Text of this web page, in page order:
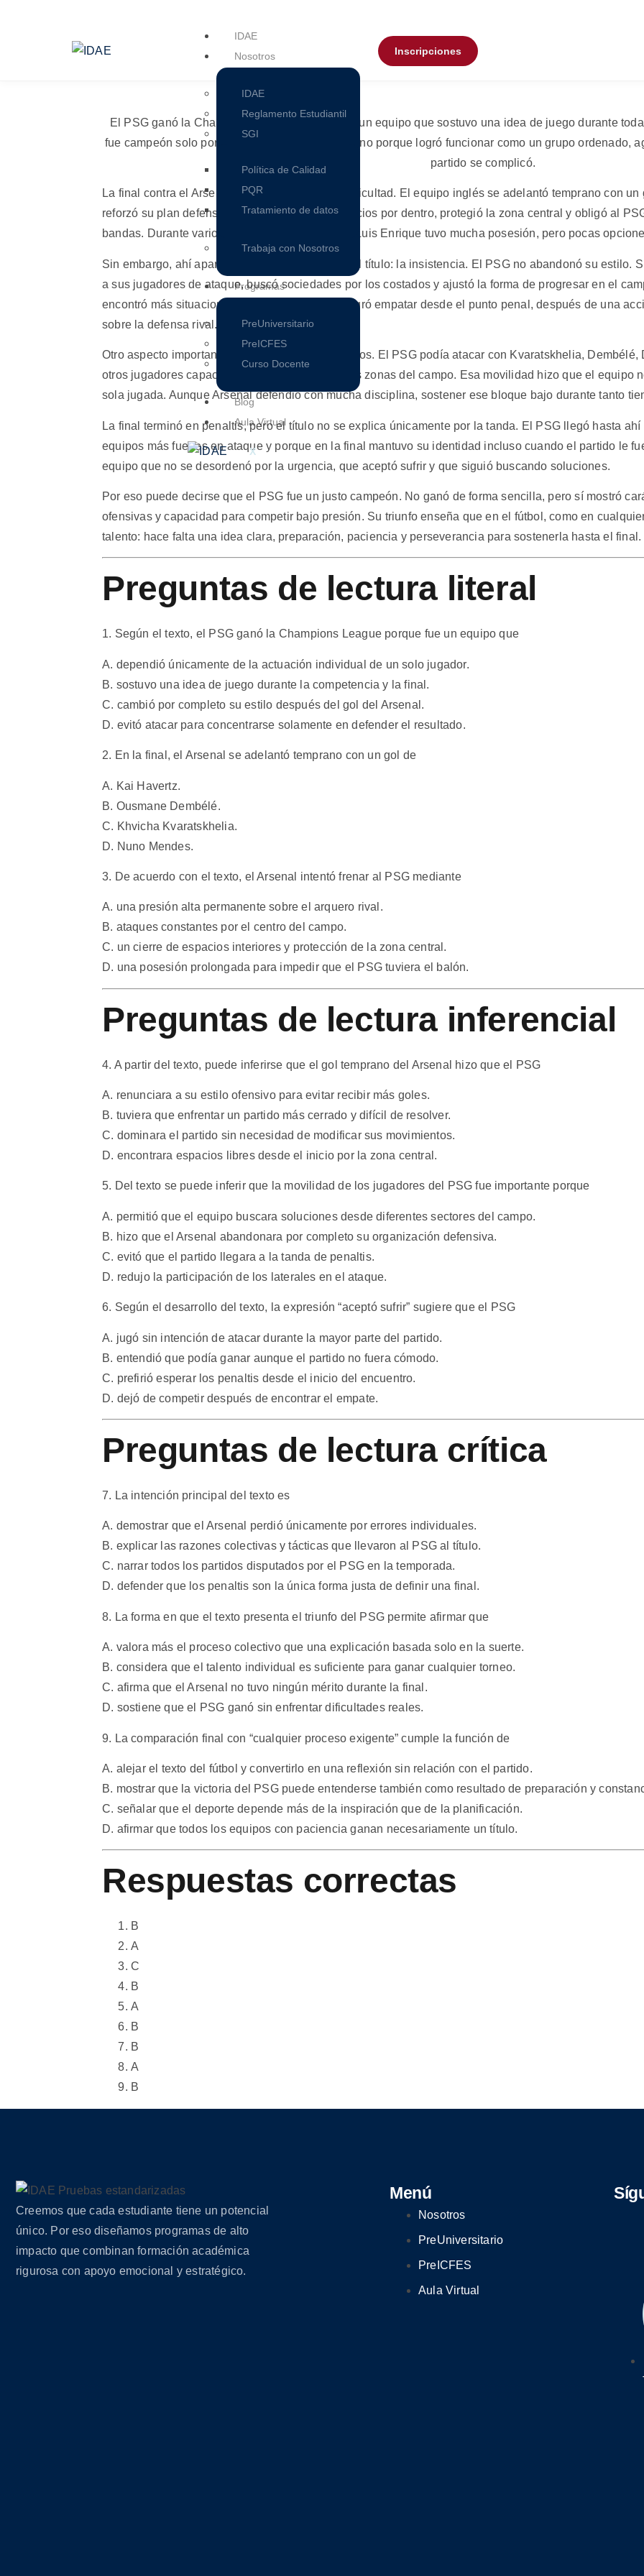
IDAE
Nosotros
IDAE
Reglamento Estudiantil
SGI
Política de Calidad
PQR
Tratamiento de datos
Trabaja con Nosotros
Programas
PreUniversitario
PreICFES
Curso Docente
Blog
Aula Virtual
X
Inscripciones
El PSG ganó la Champions League porque fue un equipo que sostuvo una idea de juego durante
fue campeón solo por tener buenos jugadores, sino porque logró funcionar como un grupo ordenado,
partido se complicó.
La final contra el Arsenal mostró muy bien esa dificultad. El equipo inglés se adelantó temprano con
reforzó su plan defensivo. Arsenal cerró los espacios por dentro, protegió la zona central y obligó al
bandas. Durante varios momentos, el equipo de Luis Enrique tuvo mucha posesión, pero pocas
Sin embargo, ahí apareció una de las razones del título: la insistencia. El PSG no abandonó su estilo.
a sus jugadores de ataque, buscó sociedades por los costados y ajustó la forma de progresar en el
encontró más situaciones de uno contra uno y logró empatar desde el punto penal, después de una
sobre la defensa rival.
Otro aspecto importante fue la variedad de recursos. El PSG podía atacar con Kvaratskhelia,
otros jugadores capaces de participar en distintas zonas del campo. Esa movilidad hizo que el equipo
sola jugada. Aunque Arsenal defendió con mucha disciplina, sostener ese bloque bajo durante tanto
La final terminó en penaltis, pero el título no se explica únicamente por la tanda. El PSG llegó hasta
equipos más fuertes en ataque y porque en la final mantuvo su identidad incluso cuando el partido le
equipo que no se desordenó por la urgencia, que aceptó sufrir y que siguió buscando soluciones.
Por eso puede decirse que el PSG fue un justo campeón. No ganó de forma sencilla, pero sí mostró
ofensivas y capacidad para competir bajo presión. Su triunfo enseña que en el fútbol, como en
talento: hace falta una idea clara, preparación, paciencia y perseverancia para sostenerla hasta el final.
Preguntas de lectura literal
1. Según el texto, el PSG ganó la Champions League porque fue un equipo que
A. dependió únicamente de la actuación individual de un solo jugador.
B. sostuvo una idea de juego durante la competencia y la final.
C. cambió por completo su estilo después del gol del Arsenal.
D. evitó atacar para concentrarse solamente en defender el resultado.
2. En la final, el Arsenal se adelantó temprano con un gol de
A. Kai Havertz.
B. Ousmane Dembélé.
C. Khvicha Kvaratskhelia.
D. Nuno Mendes.
3. De acuerdo con el texto, el Arsenal intentó frenar al PSG mediante
A. una presión alta permanente sobre el arquero rival.
B. ataques constantes por el centro del campo.
C. un cierre de espacios interiores y protección de la zona central.
D. una posesión prolongada para impedir que el PSG tuviera el balón.
Preguntas de lectura inferencial
4. A partir del texto, puede inferirse que el gol temprano del Arsenal hizo que el PSG
A. renunciara a su estilo ofensivo para evitar recibir más goles.
B. tuviera que enfrentar un partido más cerrado y difícil de resolver.
C. dominara el partido sin necesidad de modificar sus movimientos.
D. encontrara espacios libres desde el inicio por la zona central.
5. Del texto se puede inferir que la movilidad de los jugadores del PSG fue importante porque
A. permitió que el equipo buscara soluciones desde diferentes sectores del campo.
B. hizo que el Arsenal abandonara por completo su organización defensiva.
C. evitó que el partido llegara a la tanda de penaltis.
D. redujo la participación de los laterales en el ataque.
6. Según el desarrollo del texto, la expresión “aceptó sufrir” sugiere que el PSG
A. jugó sin intención de atacar durante la mayor parte del partido.
B. entendió que podía ganar aunque el partido no fuera cómodo.
C. prefirió esperar los penaltis desde el inicio del encuentro.
D. dejó de competir después de encontrar el empate.
Preguntas de lectura crítica
7. La intención principal del texto es
A. demostrar que el Arsenal perdió únicamente por errores individuales.
B. explicar las razones colectivas y tácticas que llevaron al PSG al título.
C. narrar todos los partidos disputados por el PSG en la temporada.
D. defender que los penaltis son la única forma justa de definir una final.
8. La forma en que el texto presenta el triunfo del PSG permite afirmar que
A. valora más el proceso colectivo que una explicación basada solo en la suerte.
B. considera que el talento individual es suficiente para ganar cualquier torneo.
C. afirma que el Arsenal no tuvo ningún mérito durante la final.
D. sostiene que el PSG ganó sin enfrentar dificultades reales.
9. La comparación final con “cualquier proceso exigente” cumple la función de
A. alejar el texto del fútbol y convertirlo en una reflexión sin relación con el partido.
B. mostrar que la victoria del PSG puede entenderse también como resultado de preparación y
C. señalar que el deporte depende más de la inspiración que de la planificación.
D. afirmar que todos los equipos con paciencia ganan necesariamente un título.
Respuestas correctas
B
A
C
B
A
B
B
A
B
Creemos que cada estudiante tiene un potencial
único. Por eso diseñamos programas de alto
impacto que combinan formación académica
rigurosa con apoyo emocional y estratégico.
Menú
Nosotros
PreUniversitario
PreICFES
Aula Virtual